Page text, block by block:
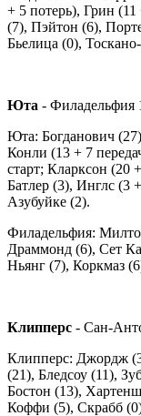
+ 5 потерь), Грин
(7), Пэйтон (6),
Бьелица (0),
Юта - Филадельфия
Юта: Богданович
Конли (13 + 7
старт; Кларксон (20
Батлер (3), Инглс (3
Азубуйке (2).
Филадельфия:
Драммонд (6), Сет
Ньянг (7), Коркмаз
Клипперс - Сан-
Клипперс: Джордж
(21), Бледсоу (11),
Бостон (13),
Коффи (5), Скрабб